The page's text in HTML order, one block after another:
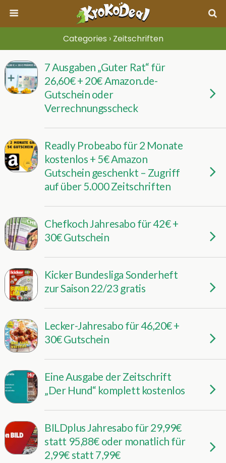
Categories ›Zeitschriften
7 Ausgaben „Guter Rat“ für
26,60€ + 20€ Amazon.de-
Gutschein oder
Verrechnungsscheck
Readly Probeabo für 2 Monate
kostenlos + 5€ Amazon
Gutschein geschenkt – Zugriff
auf über 5.000 Zeitschriften
Chefkoch Jahresabo für 42€ +
30€ Gutschein
Kicker Bundesliga Sonderheft
zur Saison 22/23 gratis
Lecker-Jahresabo für 46,20€ +
30€ Gutschein
Eine Ausgabe der Zeitschrift
„Der Hund“ komplett kostenlos
BILDplus Jahresabo für 29,99€
statt 95,88€ oder monatlich für
2,99€ statt 7,99€